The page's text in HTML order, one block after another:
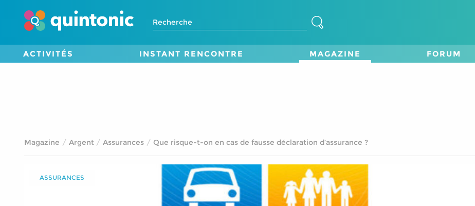
ACTIVITÉS INSTANT RENCONTRE MAGAZINE FORUM
Magazine Argent Assurances Que risque-t-on en cas de fausse déclaration d’assurance ?
ASSURANCES